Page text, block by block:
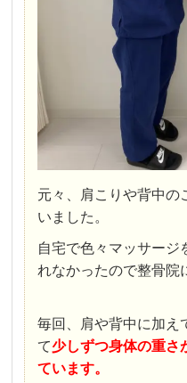
元々、肩こりや背中の
いました。
自宅で色々マッサージ
れなかったので整骨院
毎回、肩や背中に加え
て少しずつ身体の重さ
ています。